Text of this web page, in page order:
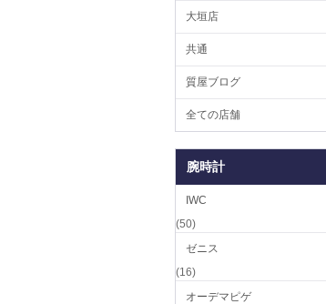
大垣店
共通
質屋ブログ
全ての店舗
腕時計
IWC
(50)
ゼニス
(16)
オーデマピゲ